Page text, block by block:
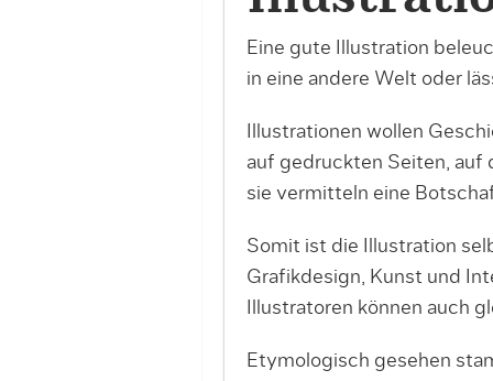
Eine gute Illustration
in eine andere Welt oder
Illustrationen wollen
auf gedruckten Seiten, auf
sie vermitteln eine
Somit ist die Illustration
Grafikdesign, Kunst und
Illustratoren können auch
Etymologisch gesehen